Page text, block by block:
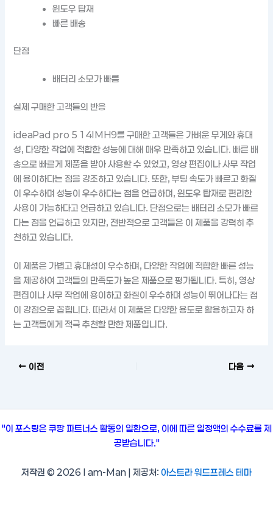
윈도우 탑재
빠른 배송
단점
배터리 소모가 빠름
실제 구매한 고객들의 반응
ideaPad pro 5 14IMH9를 구매한 고객들은 가벼운 무게와 휴대
성, 다양한 작업에 적합한 성능에 대해 매우 만족하고 있습니다. 빠른 배
송으로 빠르게 제품을 받아 사용할 수 있었고, 영상 편집이나 사무 작업
에 용이하다는 점을 강조하고 있습니다. 또한, 부팅 속도가 빠르고 화질
이 우수하며 성능이 우수하다는 점을 언급하며, 윈도우 탑재로 편리한
사용이 가능하다고 언급하고 있습니다. 단점으로는 배터리 소모가 빠르
다는 점을 언급하고 있지만, 전반적으로 고객들은 이 제품을 강력히 추
천하고 있습니다.
이 제품은 가볍고 휴대성이 우수하며, 다양한 작업에 적합한 빠른 성능
을 제공하여 고객들의 만족도가 높은 제품으로 평가됩니다. 특히, 영상
편집이나 사무 작업에 용이하고 화질이 우수하며 성능이 뛰어나다는 점
이 강점으로 꼽힙니다. 따라서 이 제품은 다양한 용도로 활용하고자 하
는 고객들에게 적극 추천할 만한 제품입니다.
이전 다음
"이 포스팅은 쿠팡 파트너스 활동의 일환으로, 이에 따른 일정액의 수수료를 제
공받습니다."
저작권 © 2026 I am-Man | 제공처: 아스트라 워드프레스 테마